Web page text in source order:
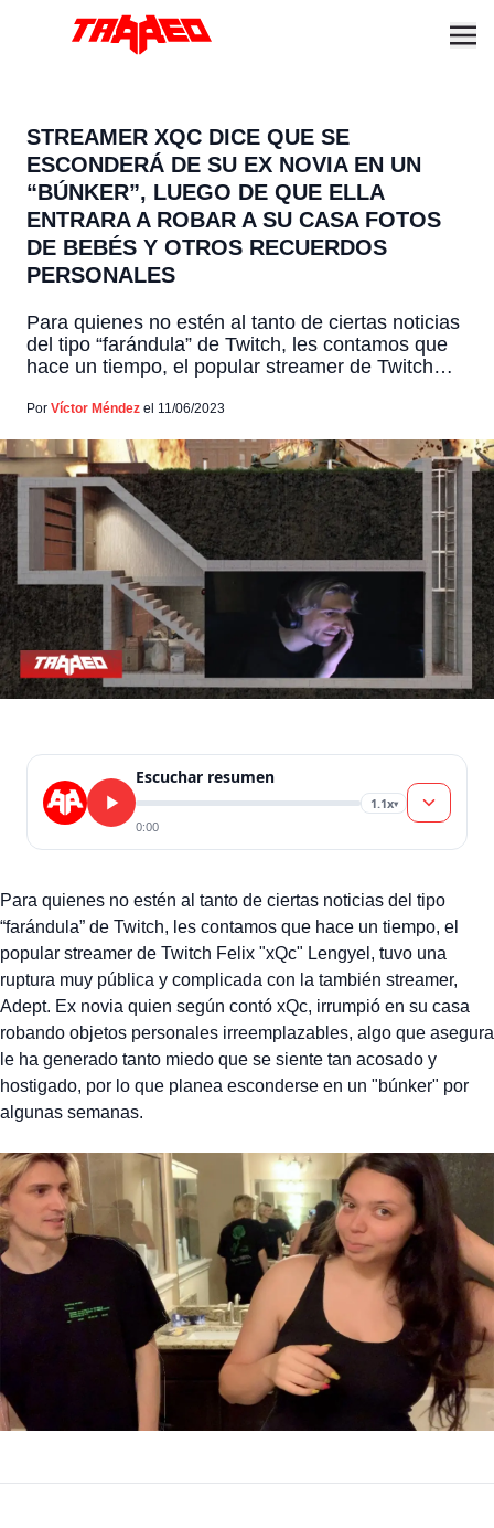
STREAMER XQC DICE QUE SE
ESCONDERÁ DE SU EX NOVIA EN UN
“BÚNKER”, LUEGO DE QUE ELLA
ENTRARA A ROBAR A SU CASA FOTOS
DE BEBÉS Y OTROS RECUERDOS
PERSONALES
Para quienes no estén al tanto de ciertas noticias
del tipo “farándula” de Twitch, les contamos que
hace un tiempo, el popular streamer de Twitch
y complicada con la también streamer, Adept. Ex
robando objetos personales irreemplazables, algo
[…]
Por Víctor Méndez el 11/06/2023
Escuchar resumen
1.1x▾
0:00
Para quienes no estén al tanto de ciertas noticias del tipo
“farándula” de Twitch, les contamos que hace un tiempo, el
popular streamer de Twitch Felix "xQc" Lengyel, tuvo una
ruptura muy pública y complicada con la también streamer,
Adept. Ex novia quien según contó xQc, irrumpió en su casa
robando objetos personales irreemplazables, algo que asegura
le ha generado tanto miedo que se siente tan acosado y
hostigado, por lo que planea esconderse en un "búnker" por
algunas semanas.